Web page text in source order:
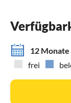
12
frei